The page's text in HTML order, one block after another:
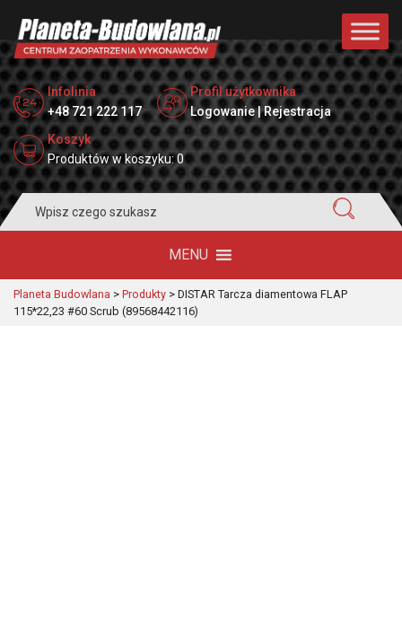
Infolinia
+48 721 222 117
Profil użytkownika
Logowanie | Rejestracja
Koszyk
Produktów w koszyku: 0
for:
MENU
Planeta Budowlana > Produkty > DISTAR Tarcza diamentowa FLAP
115*22,23 #60 Scrub (89568442116)